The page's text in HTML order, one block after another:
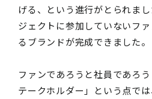
げる、という進行がとられま
ジェクトに参加していないフ
るブランドが完成できました。
ファンであろうと社員であろ
テークホルダー」という点で